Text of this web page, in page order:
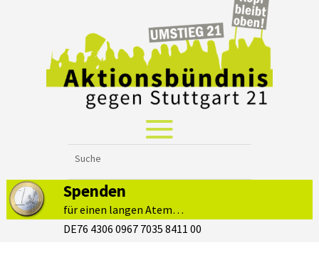
Spenden
für einen langen Atem…
DE76 4306 0967 7035 8411 00